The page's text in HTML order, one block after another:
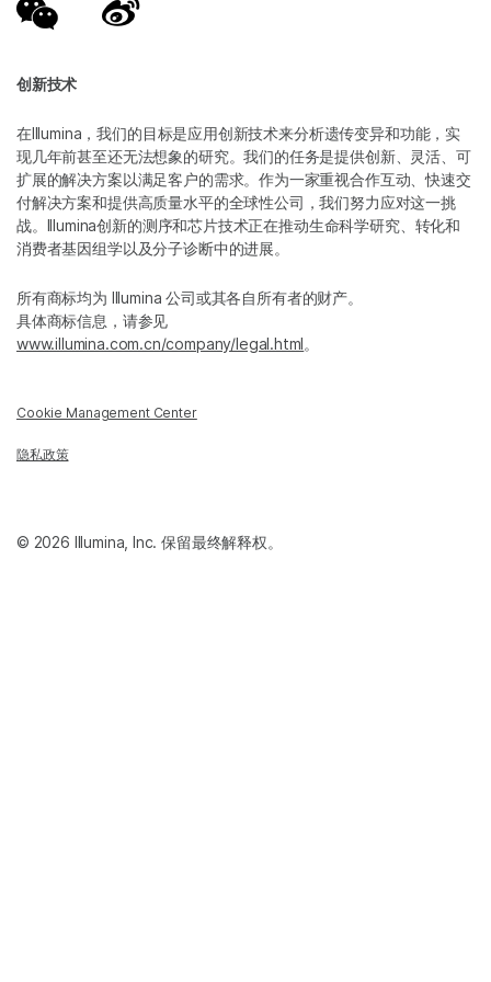
创新技术
在Illumina，我们的目标是应用创新技术来分析遗传变异和功能，实
现几年前甚至还无法想象的研究。我们的任务是提供创新、灵活、可
扩展的解决方案以满足客户的需求。作为一家重视合作互动、快速交
付解决方案和提供高质量水平的全球性公司，我们努力应对这一挑
战。Illumina创新的测序和芯片技术正在推动生命科学研究、转化和
消费者基因组学以及分子诊断中的进展。
所有商标均为 Illumina 公司或其各自所有者的财产。
具体商标信息，请参见
www.illumina.com.cn/company/legal.html。
Cookie Management Center
隐私政策
© 2026 Illumina, Inc. 保留最终解释权。